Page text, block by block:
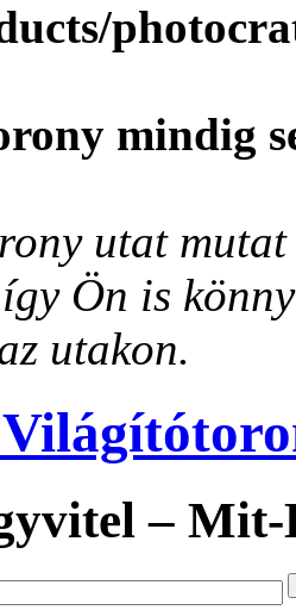
mindig
utat
Ön is
utakon.
– Mit-